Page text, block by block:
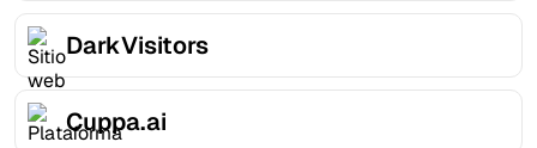
DarkVisitors
Cuppa.ai